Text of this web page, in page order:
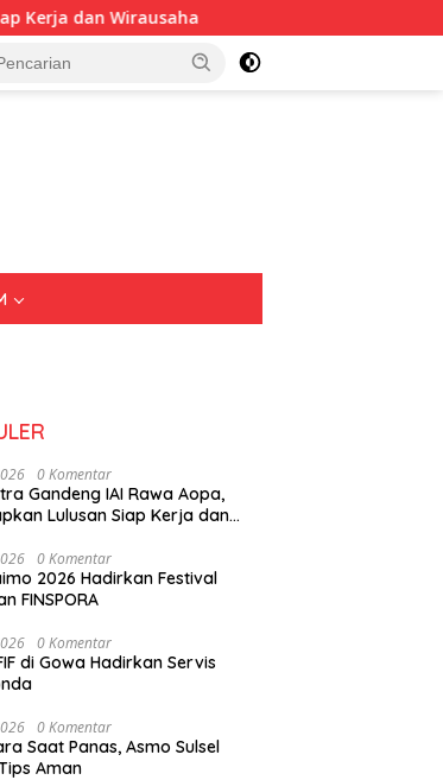
Puluhan Tenant Ramaikan Festival Kuliner
0 Komentar
Gandeng IAI Rawa Aopa,
Lulusan Siap Kerja dan
0 Komentar
2026 Hadirkan Festival
FINSPORA
0 Komentar
di Gowa Hadirkan Servis
0 Komentar
Saat Panas, Asmo Sulsel
Aman